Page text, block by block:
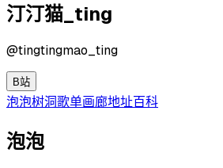
汀汀猫_ting
@tingtingmao_ting
B站
泡泡树洞歌单画廊地址百科
泡泡